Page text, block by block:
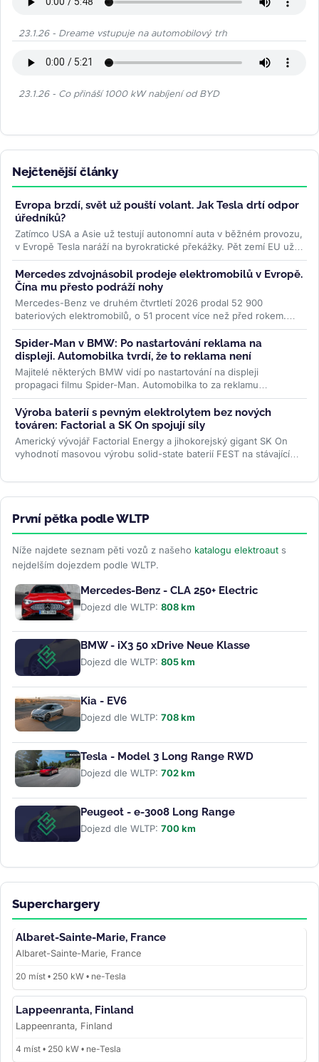
23.1.26 - Dreame vstupuje na automobilový trh
23.1.26 - Co přináší 1000 kW nabíjení od BYD
Nejčtenější články
Evropa brzdí, svět už pouští volant. Jak Tesla drtí odpor
úředníků?
Zatímco USA a Asie už testují autonomní auta v běžném provozu,
v Evropě Tesla naráží na byrokratické překážky. Pět zemí EU už
ale...>>
Mercedes zdvojnásobil prodeje elektromobilů v Evropě.
Čína mu přesto podráží nohy
Mercedes-Benz ve druhém čtvrtletí 2026 prodal 52 900
bateriových elektromobilů, o 51 procent více než před rokem.
Evropa rostla o 87 procent...>>
Spider-Man v BMW: Po nastartování reklama na
displeji. Automobilka tvrdí, že to reklama není
Majitelé některých BMW vidí po nastartování na displeji
propagaci filmu Spider-Man. Automobilka to za reklamu
nepovažuje, řidiči ale mluví...>>
Výroba baterií s pevným elektrolytem bez nových
továren: Factorial a SK On spojují síly
Americký vývojář Factorial Energy a jihokorejský gigant SK On
vyhodnotí masovou výrobu solid-state baterií FEST na stávajících
První pětka podle WLTP
Níže najdete seznam pěti vozů z našeho katalogu elektroaut s
nejdelším dojezdem podle WLTP.
Mercedes-Benz - CLA 250+ Electric
Dojezd dle WLTP: 808 km
BMW - iX3 50 xDrive Neue Klasse
Dojezd dle WLTP: 805 km
Kia - EV6
Dojezd dle WLTP: 708 km
Tesla - Model 3 Long Range RWD
Dojezd dle WLTP: 702 km
Peugeot - e-3008 Long Range
Dojezd dle WLTP: 700 km
Superchargery
Albaret-Sainte-Marie, France
Albaret-Sainte-Marie, France
20 míst • 250 kW • ne-Tesla
Lappeenranta, Finland
Lappeenranta, Finland
4 míst • 250 kW • ne-Tesla